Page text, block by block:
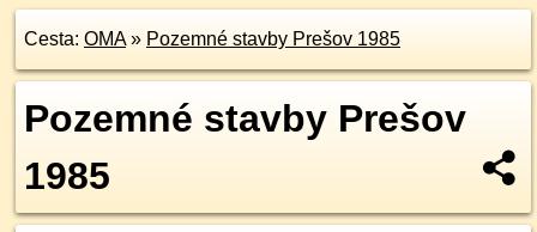
Cesta: OMA» Pozemné stavby Prešov 1985
Pozemné stavby Prešov
1985